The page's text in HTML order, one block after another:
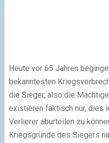
Heute vor 65 Jahren
bekanntesten
die Sieger, also die
existieren faktisch nur, dies
Verlierer aburteilen zu
Kriegsgründe des Siegers